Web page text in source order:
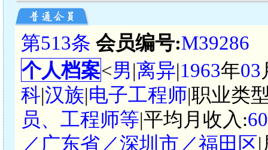
第513条 会员编号:M39286
个人档案<男|离异|1963年03
科|汉族|电子工程师|职业类
员、工程师等|平均月收入:
／广东省／深圳市／福田区|